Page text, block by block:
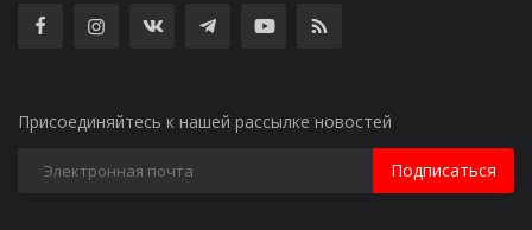
Присоединяйтесь к нашей рассылке новостей
Подписаться